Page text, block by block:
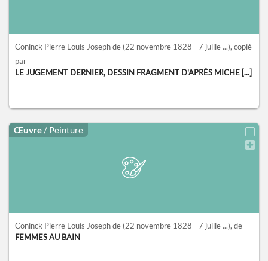
Coninck Pierre Louis Joseph de (22 novembre 1828 - 7 juille ...), copié
par
LE JUGEMENT DERNIER, DESSIN FRAGMENT D'APRÈS MICHE [...]
Œuvre / Peinture
Coninck Pierre Louis Joseph de (22 novembre 1828 - 7 juille ...), de
FEMMES AU BAIN